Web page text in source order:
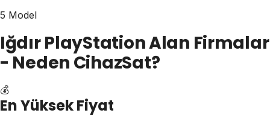
5 Model
Iğdır PlayStation Alan Firmalar
- Neden CihazSat?
💰
En Yüksek Fiyat